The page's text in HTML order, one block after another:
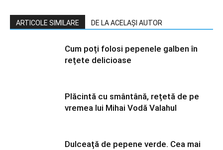
ARTICOLE SIMILARE DE LA ACELAȘI AUTOR
Cum poți folosi pepenele galben în
rețete delicioase
Plăcintă cu smântână, rețetă de pe
vremea lui Mihai Vodă Valahul
Dulceață de pepene verde. Cea mai